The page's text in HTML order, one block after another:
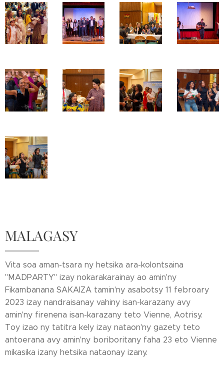
MALAGASY
Vita soa aman-tsara ny hetsika ara-kolontsaina
"MADPARTY" izay nokarakarainay ao amin'ny
Fikambanana SAKAIZA tamin'ny asabotsy 11 febroary
2023 izay nandraisanay vahiny isan-karazany avy
amin'ny firenena isan-karazany teto Vienne, Aotrisy.
Toy izao ny tatitra kely izay nataon'ny gazety teto
antoerana avy amin'ny boriboritany faha 23 eto Vienne
mikasika izany hetsika nataonay izany.